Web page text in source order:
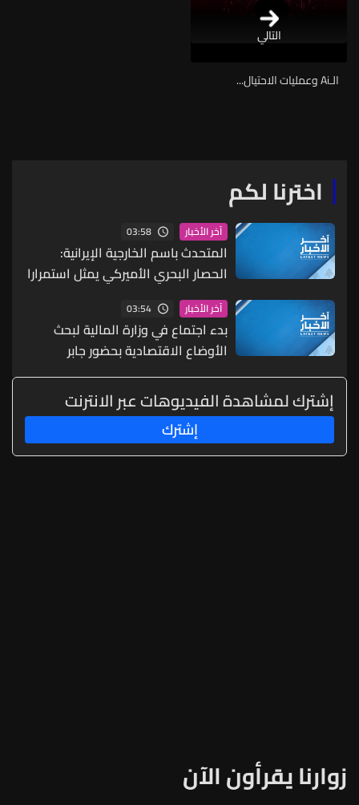
التالي
الـAi وعمليات الاحتيال...
اخترنا لكم
آخر الأخبار 03:58
المتحدث باسم الخارجية الإيرانية:
الحصار البحري الأميركي يمثل استمرارا
للحرب على بلادنا
آخر الأخبار 03:54
بدء اجتماع في وزارة المالية لبحث
الأوضاع الاقتصادية بحضور جابر
والبساط
إشترك لمشاهدة الفيديوهات عبر الانترنت
إشترك
زوارنا يقرأون الآن